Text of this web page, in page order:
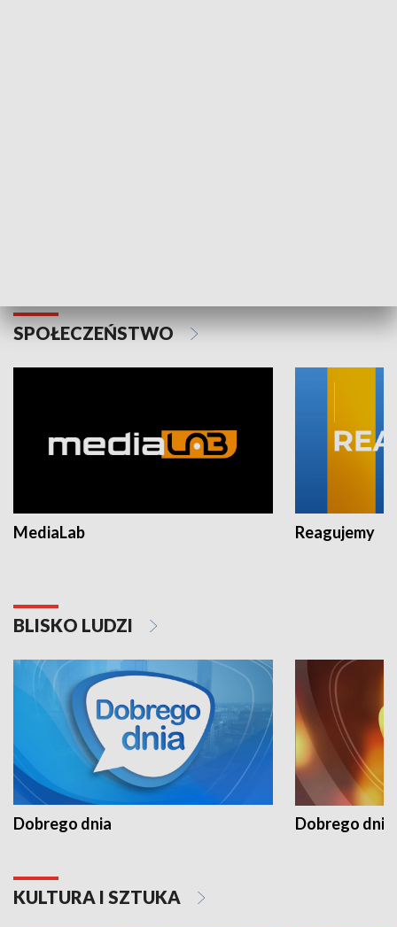
SPOŁECZEŃSTWO
MediaLab Reagujemy
BLISKO LUDZI
Dobrego dnia Dobrego dnia
KULTURA I SZTUKA